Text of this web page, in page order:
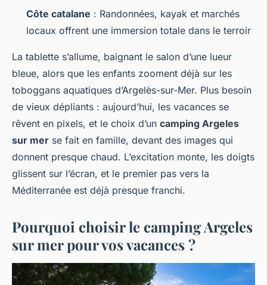
Côte catalane : Randonnées, kayak et marchés
locaux offrent une immersion totale dans le terroir
La tablette s’allume, baignant le salon d’une lueur
bleue, alors que les enfants zooment déjà sur les
toboggans aquatiques d’Argelès-sur-Mer. Plus besoin
de vieux dépliants : aujourd’hui, les vacances se
rêvent en pixels, et le choix d’un camping Argeles
sur mer se fait en famille, devant des images qui
donnent presque chaud. L’excitation monte, les doigts
glissent sur l’écran, et le premier pas vers la
Méditerranée est déjà presque franchi.
Pourquoi choisir le camping Argeles
sur mer pour vos vacances ?